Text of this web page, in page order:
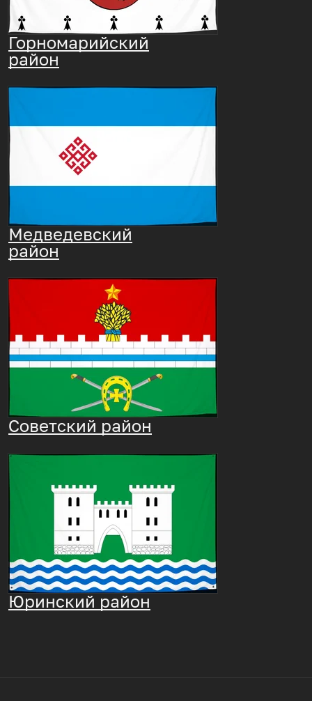
Горномарийский
район
Медведевский
район
Советский район
Юринский район